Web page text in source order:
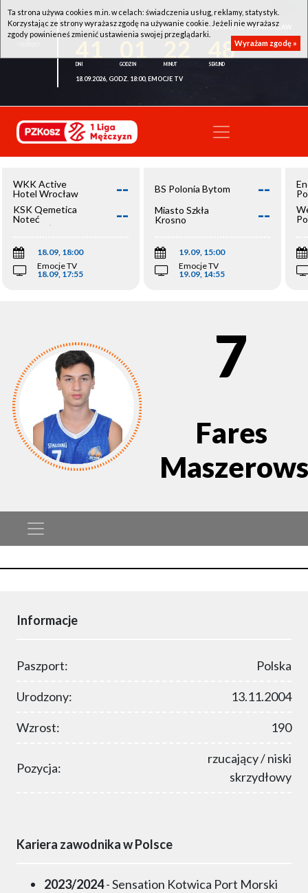
WKK ACTIVE HOTEL WROCŁAW - KSK QEMETICA NOTEĆ INOWROCŁAW
47
18.09.2026, GODZ. 18:00, EMOCJE TV
WKK Active
Hotel Wrocław
--
KSK Qemetica
Noteć
Inowrocław
--
18.09, 18:00
Emocje TV
18.09, 17:55
BS Polonia Bytom --
Miasto Szkła
Krosno
--
19.09, 15:00
Emocje TV
19.09, 14:55
7
Fares
Informacje
Paszport: Polska
Urodzony: 13.11.2004
Wzrost: 190
Pozycja:
rzucający / niski
skrzydłowy
Kariera zawodnika w Polsce
2023/2024- Sensation Kotwica Port Morski
Ta strona używa cookies m.in. w celach: świadczenia usług, reklamy, statystyk.
Korzystając ze strony wyrażasz zgodę na używanie cookie. Jeżeli nie wyrażasz
zgody powinieneś zmienić ustawienia swojej przeglądarki.
Wyrażam zgodę »